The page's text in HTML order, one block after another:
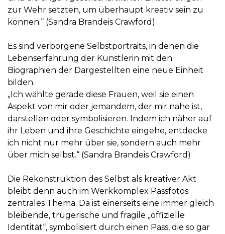
zur Wehr setzten, um überhaupt kreativ sein zu
können.“ (Sandra Brandeis Crawford)
Es sind verborgene Selbstportraits, in denen die
Lebenserfahrung der Künstlerin mit den
Biographien der Dargestellten eine neue Einheit
bilden.
„Ich wählte gerade diese Frauen, weil sie einen
Aspekt von mir oder jemandem, der mir nahe ist,
darstellen oder symbolisieren. Indem ich näher auf
ihr Leben und ihre Geschichte eingehe, entdecke
ich nicht nur mehr über sie, sondern auch mehr
über mich selbst.“ (Sandra Brandeis Crawford)
Die Rekonstruktion des Selbst als kreativer Akt
bleibt denn auch im Werkkomplex Passfotos
zentrales Thema. Da ist einerseits eine immer gleich
bleibende, trügerische und fragile „offizielle
Identität“, symbolisiert durch einen Pass, die so gar